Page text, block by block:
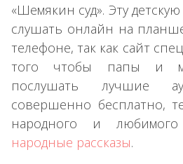
«Шемякин суд». Эту детскую
слушать онлайн на
телефоне, так как сайт
того чтобы папы и
послушать лучшие
совершенно бесплатно,
народного и
народные рассказы.